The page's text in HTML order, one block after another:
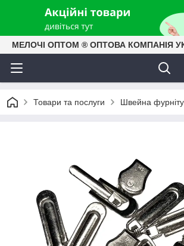
МЕЛОЧІ ОПТОМ ® ОПТОВА КОМПАНІЯ
Товари та послуги Швейна